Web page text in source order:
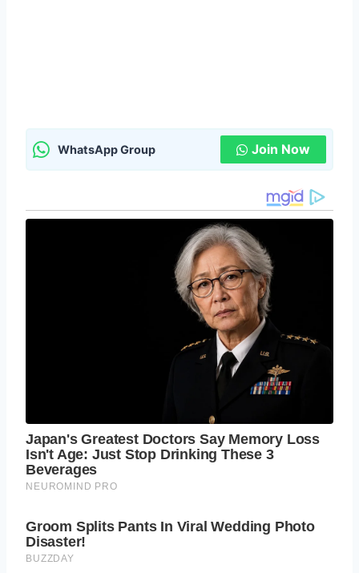
WhatsApp Group Join Now